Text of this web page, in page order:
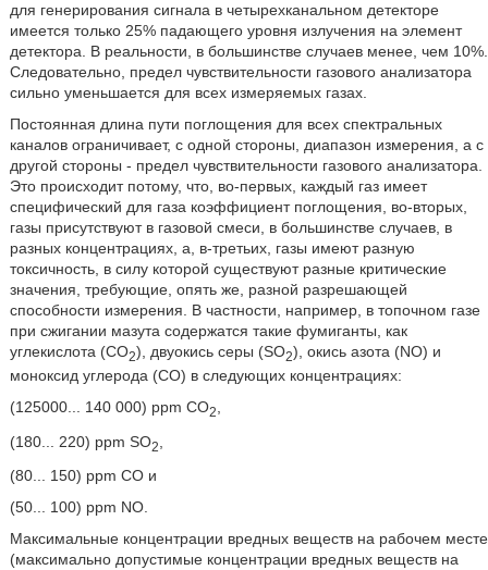
для генерирования сигнала в четырехканальном детекторе
имеется только 25% падающего уровня излучения на элемент
детектора. В реальности, в большинстве случаев менее, чем 10%.
Следовательно, предел чувствительности газового анализатора
сильно уменьшается для всех измеряемых газах.
Постоянная длина пути поглощения для всех спектральных
каналов ограничивает, с одной стороны, диапазон измерения, а с
другой стороны - предел чувствительности газового анализатора.
Это происходит потому, что, во-первых, каждый газ имеет
специфический для газа коэффициент поглощения, во-вторых,
газы присутствуют в газовой смеси, в большинстве случаев, в
разных концентрациях, а, в-третьих, газы имеют разную
токсичность, в силу которой существуют разные критические
значения, требующие, опять же, разной разрешающей
способности измерения. В частности, например, в топочном газе
при сжигании мазута содержатся такие фумиганты, как
углекислота (CО2), двуокись серы (SО2), окись азота (NO) и
моноксид углерода (СО) в следующих концентрациях:
(125000... 140 000) ppm CO2
(180... 220) ppm SO2
(80... 150) ppm CO и
(50... 100) ppm NO.
Максимальные концентрации вредных веществ на рабочем месте
(максимально допустимые концентрации вредных веществ на